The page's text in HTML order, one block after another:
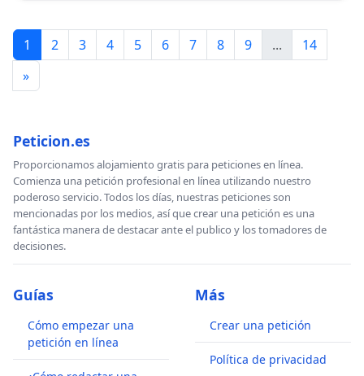
1 2 3 4 5 6 7 8 9 ...
14
»
Peticion.es
Proporcionamos alojamiento gratis para peticiones en línea.
Comienza una petición profesional en línea utilizando nuestro
poderoso servicio. Todos los días, nuestras peticiones son
mencionadas por los medios, así que crear una petición es una
fantástica manera de destacar ante el publico y los tomadores de
decisiones.
Guías
Cómo empezar una
petición en línea
Más
Crear una petición
Política de privacidad